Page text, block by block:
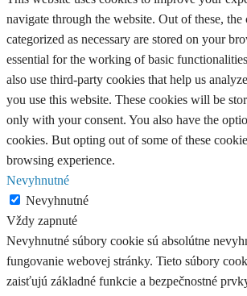
navigate through the website. Out of these, the
categorized as necessary are stored on your
essential for the working of basic
also use third-party cookies that help us
you use this website. These cookies will be
only with your consent. You also have the
cookies. But opting out of some of these
browsing experience.
Nevyhnutné
Nevyhnutné
Vždy zapnuté
Nevyhnutné súbory cookie sú absolútne
fungovanie webovej stránky. Tieto súbory
zaisťujú základné funkcie a bezpečnostné